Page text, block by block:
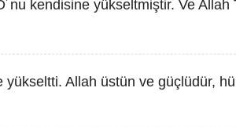
kendisine yükseltmiştir. Ve Allah
yükseltti. Allah üstün ve güçlüdür,